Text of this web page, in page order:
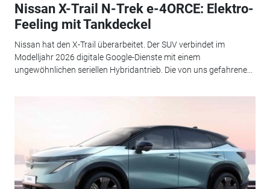
Nissan X-Trail N-Trek e-4ORCE: Elektro-
Feeling mit Tankdeckel
Nissan hat den X-Trail überarbeitet. Der SUV verbindet im
Modelljahr 2026 digitale Google-Dienste mit einem
ungewöhnlichen seriellen Hybridantrieb. Die von uns gefahrene...